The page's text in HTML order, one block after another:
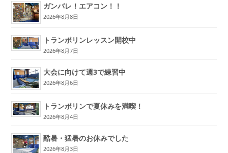
ガンバレ！エアコン！！
2026年8月8日
トランポリンレッスン開校中
2026年8月7日
大会に向けて週3で練習中
2026年8月6日
トランポリンで夏休みを満喫！
2026年8月4日
酷暑・猛暑のお休みでした
2026年8月3日